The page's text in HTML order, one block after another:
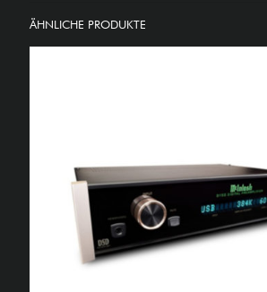
ÄHNLICHE PRODUKTE